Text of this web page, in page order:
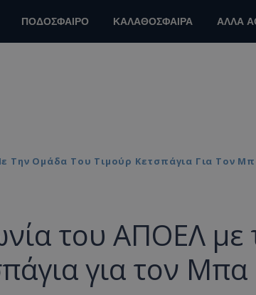
ΠΟΔΟΣΦΑΙΡΟ ΚΑΛΑΘΟΣΦΑΙΡΑ ΑΛΛΑ
Την Ομάδα Του Τιμούρ Κετσπάγια Για Τον
του ΑΠΟΕΛ με
για τον Μπα